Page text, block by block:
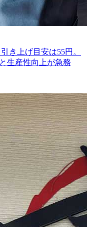
き上げ目安は55円。
生産性向上が急務